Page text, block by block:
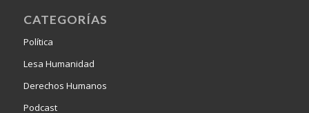
CATEGORÍAS
Política
Lesa Humanidad
Derechos Humanos
Podcast